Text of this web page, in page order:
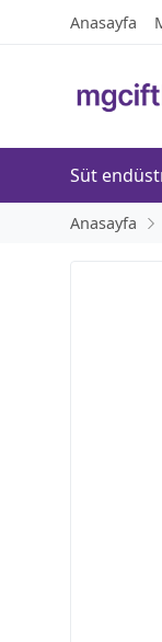
Anasayfa
Süt
Anasayfa